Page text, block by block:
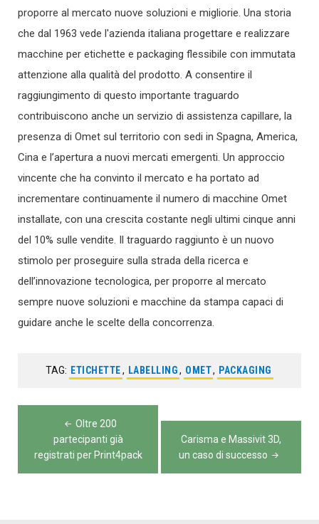
proporre al mercato nuove soluzioni e migliorie. Una storia
che dal 1963 vede l'azienda italiana progettare e realizzare
macchine per etichette e packaging flessibile con immutata
attenzione alla qualità del prodotto. A consentire il
raggiungimento di questo importante traguardo
contribuiscono anche un servizio di assistenza capillare, la
presenza di Omet sul territorio con sedi in Spagna, America,
Cina e l’apertura a nuovi mercati emergenti. Un approccio
vincente che ha convinto il mercato e ha portato ad
incrementare continuamente il numero di macchine Omet
installate, con una crescita costante negli ultimi cinque anni
del 10% sulle vendite. Il traguardo raggiunto è un nuovo
stimolo per proseguire sulla strada della ricerca e
dell’innovazione tecnologica, per proporre al mercato
sempre nuove soluzioni e macchine da stampa capaci di
guidare anche le scelte della concorrenza.
TAG: ETICHETTE, LABELLING , OMET, PACKAGING
Navigazione
articoli
Oltre 200
partecipanti già
registrati per Print4pack
Carisma e Massivit 3D,
un caso di successo